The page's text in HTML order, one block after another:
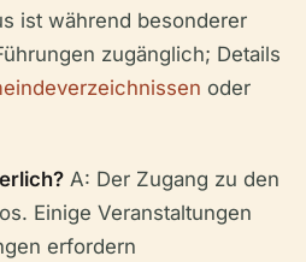
ist während besonderer
zugänglich; Details
oder
A: Der Zugang zu den
Einige Veranstaltungen
erfordern